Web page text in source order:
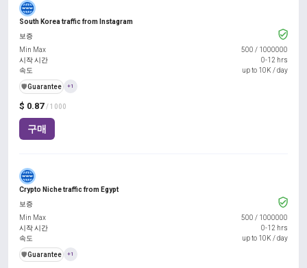
South Korea traffic from Instagram
$ 0.87 / 1000
구매
보증
Min Max
500 / 1000000
시작 시간
0-12 hrs
속도
up to 10K / day
️🛡️Guarantee +1
Crypto Niche traffic from Egypt
보증
Min Max
500 / 1000000
시작 시간
0-12 hrs
속도
up to 10K / day
️🛡️Guarantee +1